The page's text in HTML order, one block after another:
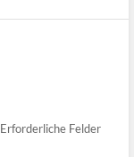
Erforderliche Felder